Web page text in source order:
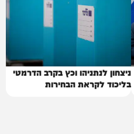
ניצחון לנתניהו וכץ בקרב הדרמטי
בליכוד לקראת הבחירות